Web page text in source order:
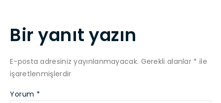
Bir yanıt yazın
E-posta adresiniz yayınlanmayacak. Gerekli alanlar * ile
işaretlenmişlerdir
Yorum *